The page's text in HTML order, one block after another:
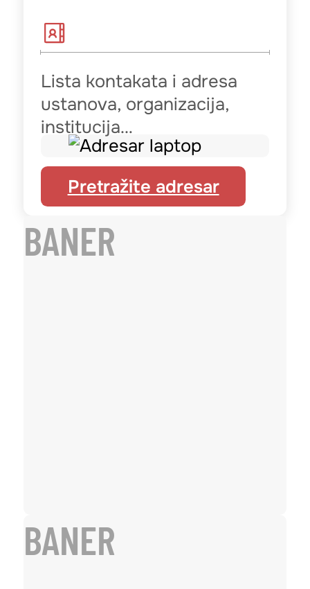
Lista kontakata i adresa
ustanova, organizacija,
institucija…
Pretražite adresar
BANER
BANER